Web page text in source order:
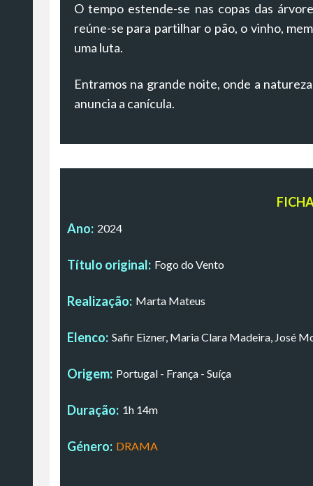
O tempo estende-se nas copas das
reúne-se para partilhar o pão, o vinho,
uma luta.
Entramos na grande noite, onde a
anuncia a canícula.
Ano: 2024
Título original: Fogo do Vento
Realização: Marta Mateus
Elenco: Safir Eizner, Maria Clara Madeira, José
Origem: Portugal - França - Suíça
Duração: 1h 14m
Género: DRAMA